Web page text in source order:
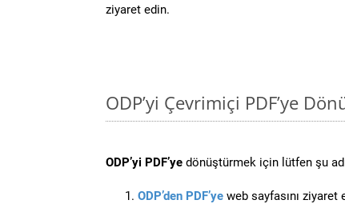
ziyaret edin.
ODP’yi Çevrimiçi PDF’ye
ODP’yi PDF’ye dönüştürmek için lütfen şu
ODP’den PDF’ye web sayfasını ziyaret